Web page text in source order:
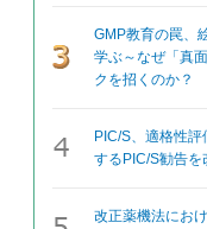
GMP教育の罠、
学ぶ～なぜ「真
クを招くのか？
PIC/S、適格性
するPIC/S勧告を
改正薬機法にお